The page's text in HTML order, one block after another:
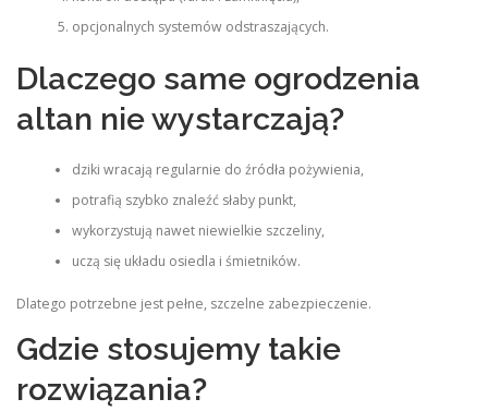
opcjonalnych systemów odstraszających.
Dlaczego same ogrodzenia
altan nie wystarczają?
dziki wracają regularnie do źródła pożywienia,
potrafią szybko znaleźć słaby punkt,
wykorzystują nawet niewielkie szczeliny,
uczą się układu osiedla i śmietników.
Dlatego potrzebne jest pełne, szczelne zabezpieczenie.
Gdzie stosujemy takie
rozwiązania?